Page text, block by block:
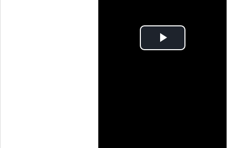
Play